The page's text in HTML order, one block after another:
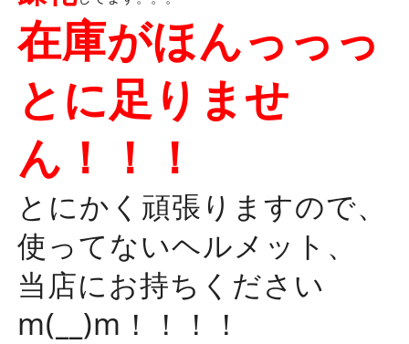
在庫がほんっっっ
とに足りませ
ん！！！
とにかく頑張りますので、
使ってないヘルメット、
当店にお持ちください
m(__)m！！！！